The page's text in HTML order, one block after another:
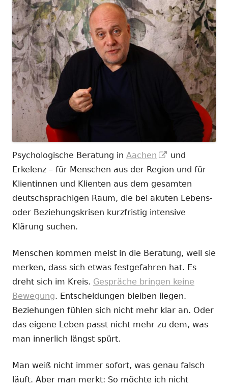
Psychologische Beratung in Aachen
In
neuem
Fenster
öffnen
und
Erkelenz – für Menschen aus der Region und für
Klientinnen und Klienten aus dem gesamten
deutschsprachigen Raum, die bei akuten Lebens-
oder Beziehungskrisen kurzfristig intensive
Klärung suchen.
Menschen kommen meist in die Beratung, weil sie
merken, dass sich etwas festgefahren hat. Es
dreht sich im Kreis. Gespräche bringen keine
Bewegung. Entscheidungen bleiben liegen.
Beziehungen fühlen sich nicht mehr klar an. Oder
das eigene Leben passt nicht mehr zu dem, was
man innerlich längst spürt.
Man weiß nicht immer sofort, was genau falsch
läuft. Aber man merkt: So möchte ich nicht